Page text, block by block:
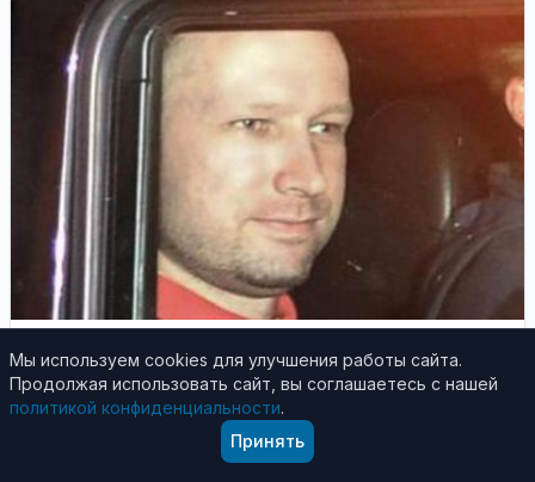
Kultūros ir sporto renginiai
19 января 2012
Danijos teatro scenoje – A. B. Breiviko monologas
Kopenhagos teatro sprendimas kurti spektaklį,
Мы используем cookies для улучшения работы сайта.
Продолжая использовать сайт, вы соглашаетесь с нашей
политикой конфиденциальности.
Принять